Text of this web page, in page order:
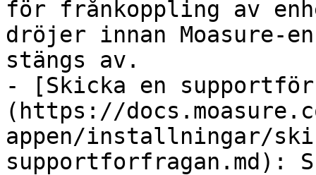
för frånkoppling av
dröjer innan Moasure-
stängs av.
- [Skicka en
(https://
appen/installningar/
supportforfragan.md):